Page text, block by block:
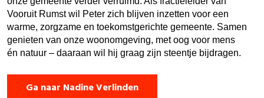
Vooruit Rumst wil Peter zich blijven inzetten voor een
warme, zorgzame en toekomstgerichte gemeente. Samen
genieten van onze woonomgeving, met oog voor mens
én natuur – daaraan wil hij graag zijn steentje bijdragen.
Ga naar Nadine Verlinden